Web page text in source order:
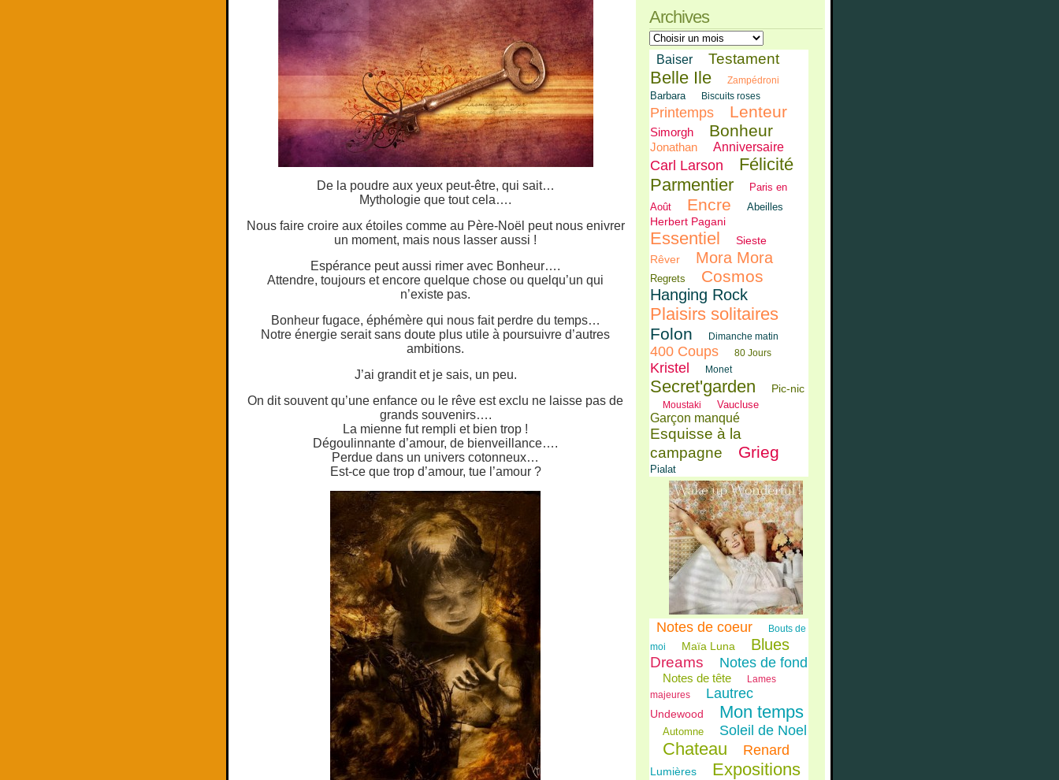
De la poudre aux yeux peut-être, qui sait…
Mythologie que tout cela….
Nous faire croire aux étoiles comme au Père-Noël peut nous enivrer
un moment, mais nous lasser aussi !
Espérance peut aussi rimer avec Bonheur….
Attendre, toujours et encore quelque chose ou quelqu’un qui
n’existe pas.
Bonheur fugace, éphémère qui nous fait perdre du temps…
Notre énergie serait sans doute plus utile à poursuivre d’autres
ambitions.
J’ai grandit et je sais, un peu.
On dit souvent qu’une enfance ou le rêve est exclu ne laisse pas de
grands souvenirs….
La mienne fut rempli et bien trop !
Dégoulinnante d’amour, de bienveillance….
Perdue dans un univers cotonneux…
Est-ce que trop d’amour, tue l’amour ?
Archives
Baiser Testament
Belle Ile Zampédroni
Barbara Biscuits roses
Printemps Lenteur
Simorgh Bonheur
Jonathan Anniversaire
Carl Larson
Félicité
Parmentier
Paris en
Août
Encre Abeilles
Herbert Pagani
Essentiel
Sieste
Rêver
Mora Mora
Regrets Cosmos
Hanging Rock
Plaisirs solitaires
Folon Dimanche matin
400 Coups 80 Jours
Kristel Monet
Secret'garden Pic-nic
Moustaki Vaucluse
Garçon manqué
Esquisse à la
campagne
Grieg
Pialat
Notes de coeur
Bouts de
moi
Maïa Luna Blues
Dreams Notes de fond
Notes de tête
Lames
majeures
Lautrec
Undewood Mon temps
Automne Soleil de Noel
Chateau Renard
Lumières Expositions